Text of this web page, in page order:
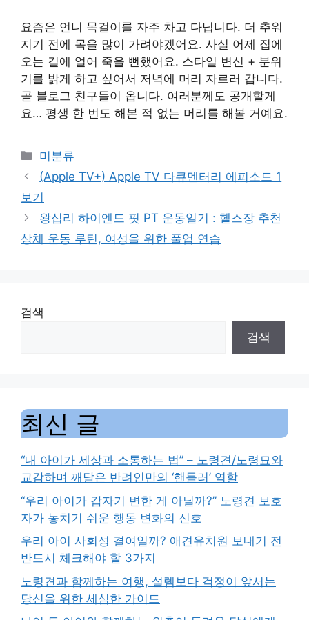
요즘은 언니 목걸이를 자주 차고 다닙니다. 더 추워
지기 전에 목을 많이 가려야겠어요. 사실 어제 집에
오는 길에 얼어 죽을 뻔했어요. 스타일 변신 + 분위
기를 밝게 하고 싶어서 저녁에 머리 자르러 갑니다.
곧 블로그 친구들이 옵니다. 여러분께도 공개할게
요… 평생 한 번도 해본 적 없는 머리를 해볼 거예요.
Categories
미분류
(Apple TV+) Apple TV 다큐멘터리 에피소드 1
보기
왕십리 하이엔드 핏 PT 운동일기 : 헬스장 ​​추천
상체 운동 루틴, 여성을 위한 풀업 연습
검색
검색
최신 글
“내 아이가 세상과 소통하는 법” – 노령견/노령묘와
교감하며 깨달은 반려인만의 ‘핸들러’ 역할
“우리 아이가 갑자기 변한 게 아닐까?” 노령견 보호
자가 놓치기 쉬운 행동 변화의 신호
우리 아이 사회성 결여일까? 애견유치원 보내기 전
반드시 체크해야 할 3가지
노령견과 함께하는 여행, 설렘보다 걱정이 앞서는
당신을 위한 세심한 가이드